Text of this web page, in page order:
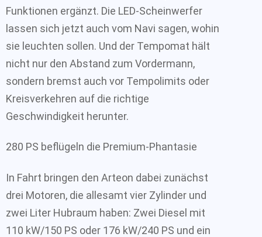
Funktionen ergänzt. Die LED-Scheinwerfer
lassen sich jetzt auch vom Navi sagen, wohin
sie leuchten sollen. Und der Tempomat hält
nicht nur den Abstand zum Vordermann,
sondern bremst auch vor Tempolimits oder
Kreisverkehren auf die richtige
Geschwindigkeit herunter.
280 PS beflügeln die Premium-Phantasie
In Fahrt bringen den Arteon dabei zunächst
drei Motoren, die allesamt vier Zylinder und
zwei Liter Hubraum haben: Zwei Diesel mit
110 kW/150 PS oder 176 kW/240 PS und ein